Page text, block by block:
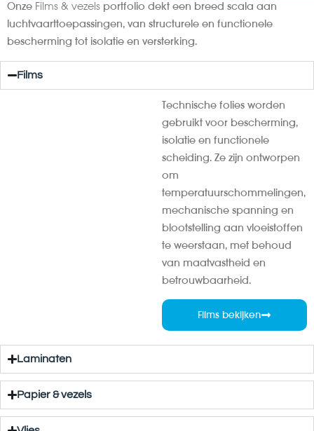
Onze Films & vezels portfolio dekt een breed scala aan
luchtvaarttoepassingen, van structurele en functionele
bescherming tot isolatie en versterking.
Films
Technische folies worden
gebruikt voor bescherming,
isolatie en functionele
scheiding. Ze zijn ontworpen
om
temperatuurschommelingen,
mechanische spanning en
blootstelling aan vloeistoffen
te weerstaan, met behoud
van maatvastheid en
betrouwbaarheid.
Films bekijken
Laminaten
Papier & vezels